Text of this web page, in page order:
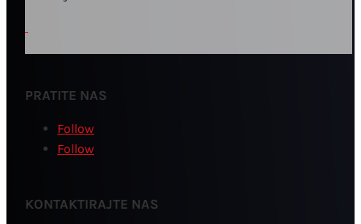
PRATITE NAS
Follow
Follow
KONTAKTIRAJTE NAS